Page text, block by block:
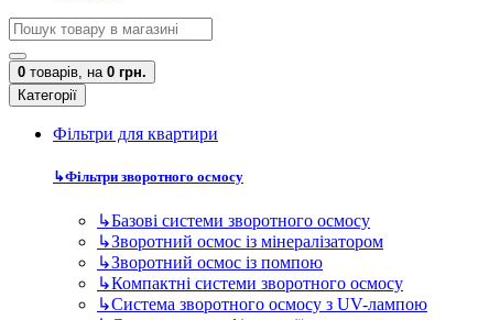
0 товарів, на 0 грн.
Категорії
Фільтри для квартири
↳Фільтри зворотного осмосу
↳Базові системи зворотного осмосу
↳Зворотний осмос із мінералізатором
↳Зворотний осмос із помпою
↳Компактні системи зворотного осмосу
↳Система зворотного осмосу з UV-лампою